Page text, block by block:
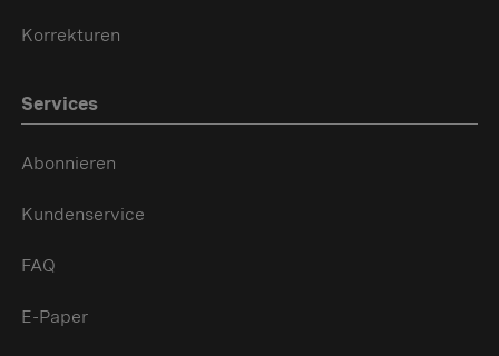
Korrekturen
Services
Abonnieren
Kundenservice
FAQ
E-Paper